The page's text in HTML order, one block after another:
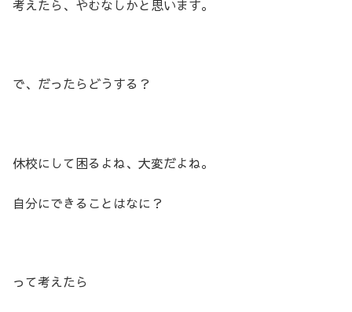
考えたら、やむなしかと思います。
で、だったらどうする？
休校にして困るよね、大変だよね。
自分にできることはなに？
って考えたら